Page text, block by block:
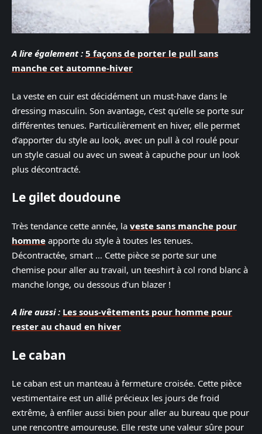
A lire également : 5 façons de porter le pull sans
manche cet automne-hiver
La veste en cuir est décidément un must-have dans le
dressing masculin. Son avantage, c’est qu’elle se porte sur
différentes tenues. Particulièrement en hiver, elle permet
d’apporter du style au look, avec un pull à col roulé pour
un style casual ou avec un sweat à capuche pour un look
plus décontracté.
Le gilet doudoune
Très tendance cette année, la veste sans manche pour
homme apporte du style à toutes les tenues.
Décontractée, smart … Cette pièce se porte sur une
chemise pour aller au travail, un teeshirt à col rond blanc à
manche longe, ou dessous d’un blazer !
A lire aussi : Les sous-vêtements pour homme pour
rester au chaud en hiver
Le caban
Le caban est un manteau à fermeture croisée. Cette pièce
vestimentaire est un allié précieux les jours de froid
extrême, à enfiler aussi bien pour aller au bureau que pour
une rencontre amoureuse. Elle reste une valeur sûre pour